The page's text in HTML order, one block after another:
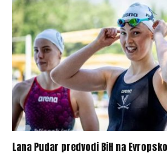
Lana Pudar predvodi BiH na